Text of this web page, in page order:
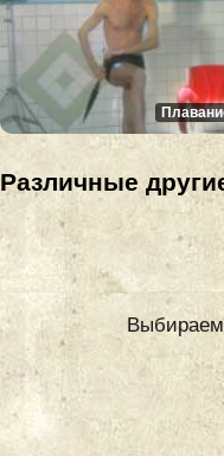
Различные
Выбираем